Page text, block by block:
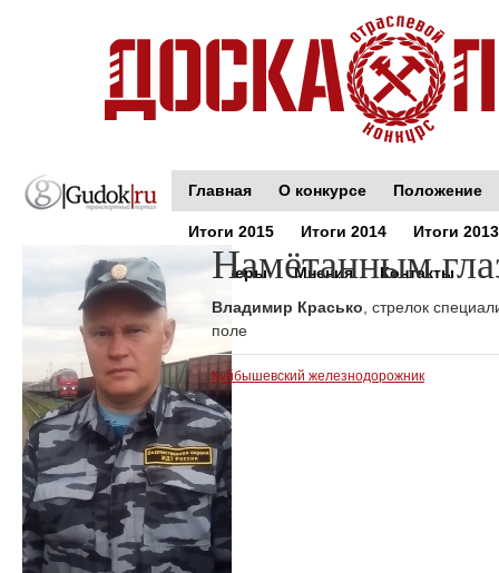
Главная О конкурсе Положение
Итоги 2015 Итоги 2014 Итоги 2013
Партнеры Мнения Контакты
Намётанным
Владимир Красько , стрелок
поле
Куйбышевский железнодорожник